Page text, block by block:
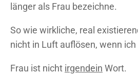
länger als Frau bezeichne.
So wie wirkliche, real
nicht in Luft auflösen, wenn
Frau ist nicht irgendein Wort.